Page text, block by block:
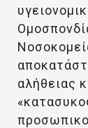
αλήθειας